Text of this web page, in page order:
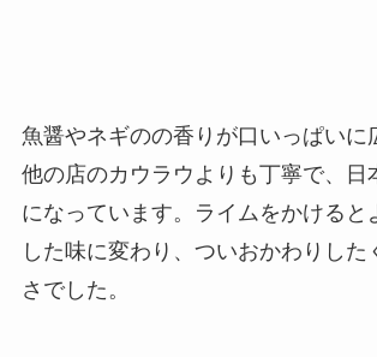
魚醤やネギのの香りが口いっぱいに
他の店のカウラウよりも丁寧で、日
になっています。ライムをかけると
した味に変わり、ついおかわりした
さでした。